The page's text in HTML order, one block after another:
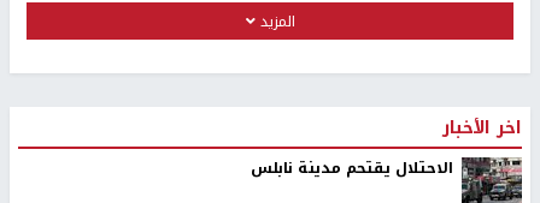
المزيد
اخر الأخبار
الاحتلال يقتحم مدينة نابلس